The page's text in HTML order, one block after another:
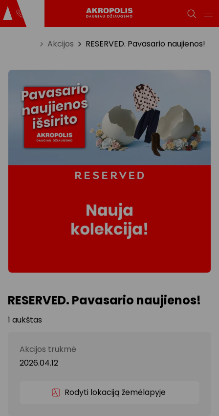
Akcijos RESERVED. Pavasario naujienos!
RESERVED. Pavasario naujienos!
1 aukštas
Akcijos trukmė
2026.04.12
Rodyti lokaciją žemėlapyje